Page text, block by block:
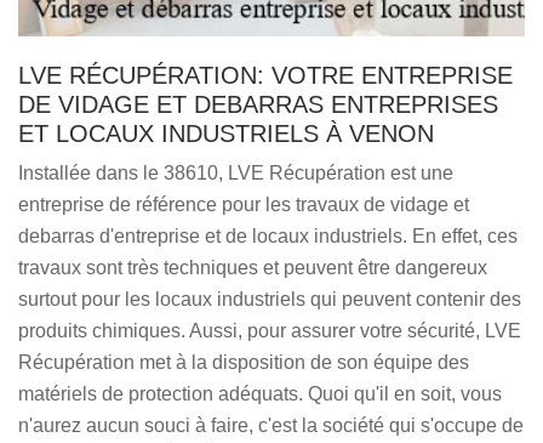
LVE RÉCUPÉRATION: VOTRE ENTREPRISE
DE VIDAGE ET DEBARRAS ENTREPRISES
ET LOCAUX INDUSTRIELS À VENON
Installée dans le 38610, LVE Récupération est une
entreprise de référence pour les travaux de vidage et
debarras d'entreprise et de locaux industriels. En effet, ces
travaux sont très techniques et peuvent être dangereux
surtout pour les locaux industriels qui peuvent contenir des
produits chimiques. Aussi, pour assurer votre sécurité, LVE
Récupération met à la disposition de son équipe des
matériels de protection adéquats. Quoi qu'il en soit, vous
n'aurez aucun souci à faire, c'est la société qui s'occupe de